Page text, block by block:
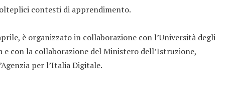
contesti di apprendimento.
è organizzato in collaborazione con l’Università degli
e con la collaborazione del Ministero dell’Istruzione,
per l’Italia Digitale.